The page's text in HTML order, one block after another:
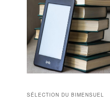
SÉLECTION DU BIMENSUEL